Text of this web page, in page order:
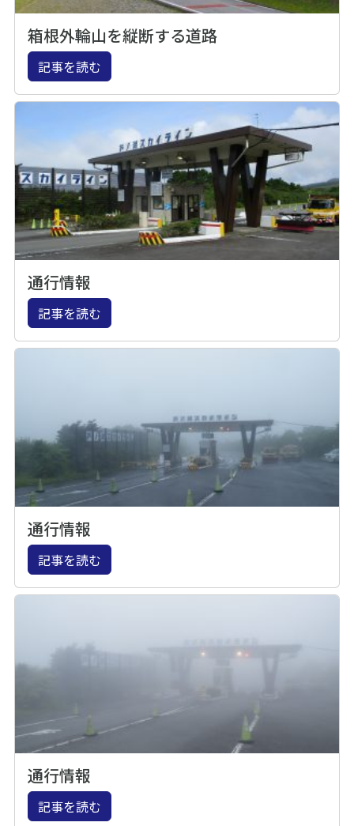
箱根外輪山を縦断する道路
記事を読む
通行情報
記事を読む
通行情報
記事を読む
通行情報
記事を読む